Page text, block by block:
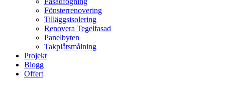
Fönsterrenovering
Tilläggsisolering
Renovera Tegelfasad
Panelbyten
Takplåtsmålning
Projekt
Blogg
Offert